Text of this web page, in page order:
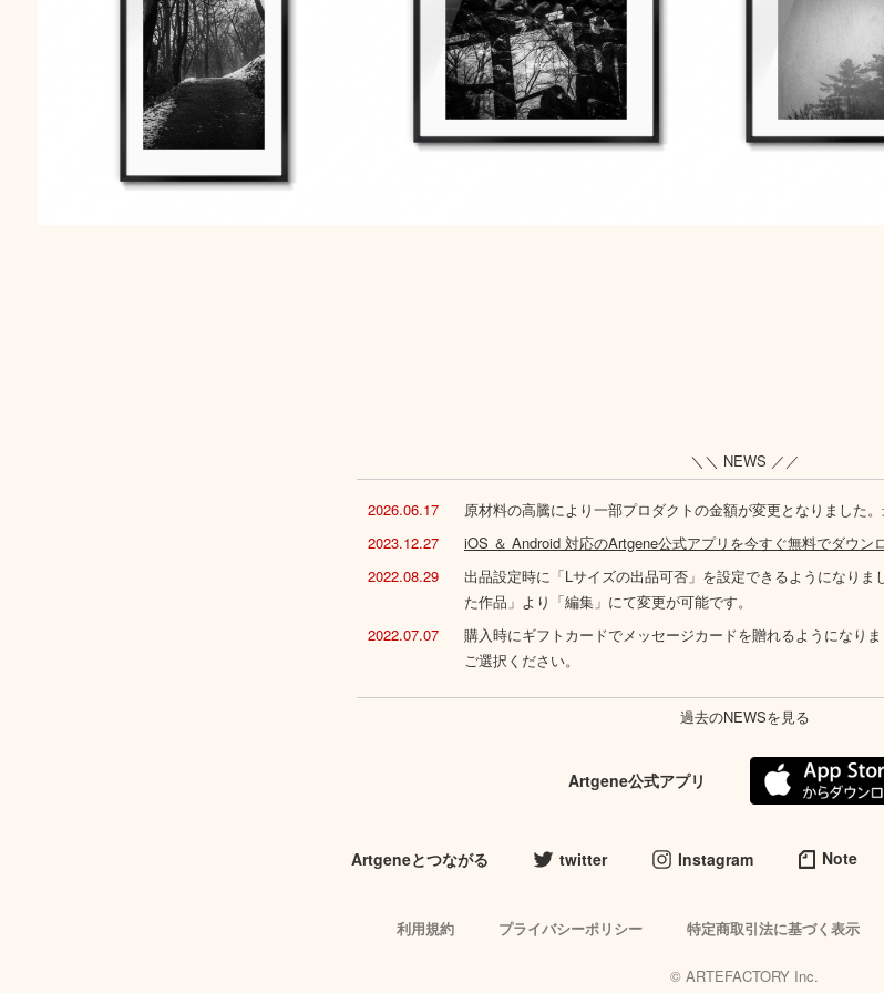
＼＼ NEWS ／／
2026.06.17 原材料の高騰により一部プロダクトの金額が変更となりました
2023.12.27
iOS ＆ Android 対応のArtgene公式アプリを今すぐ無料でダウン
2022.08.29
出品設定時に「Lサイズの出品可否」を設定できるようになりま
た作品」より「編集」にて変更が可能です。
2022.07.07
購入時にギフトカードでメッセージカードを贈れるようになり
ご選択ください。
過去のNEWSを見る
Artgene公式アプリ
Artgeneとつながる twitter Instagram Note
利用規約 プライバシーポリシー 特定商取引法に基づく表示
© ARTEFACTORY Inc.